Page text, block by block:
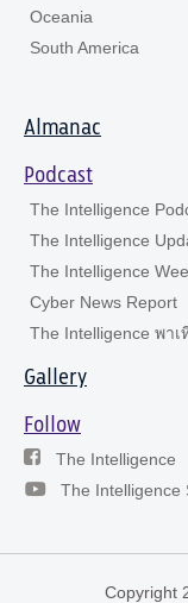
Oceania
South America
Almanac
Podcast
The Intelligence
The Intelligence
The Intelligence
Cyber News Report
The Intelligence พาเ
Gallery
Follow
The Intelligence
The Intelligence
Copyright